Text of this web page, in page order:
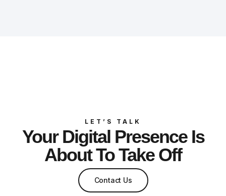
LET’S TALK
Your Digital Presence Is
About To Take Off
Contact Us